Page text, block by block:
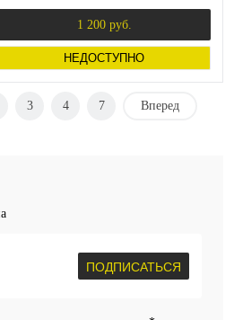
1 200 руб.
НЕДОСТУПНО
3 4 7 Вперед
ПОДПИСАТЬСЯ